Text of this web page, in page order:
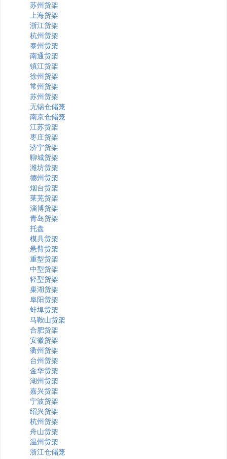
苏州货架
上海货架
浙江货架
杭州货架
泰州货架
南通货架
镇江货架
徐州货架
常州货架
苏州货架
无锡仓储笼
南京仓储笼
江苏货架
枣庄货架
济宁货架
聊城货架
潍坊货架
德州货架
烟台货架
莱芜货架
淄博货架
青岛货架
托盘
模具货架
悬臂货架
重型货架
中型货架
轻型货架
巢湖货架
阜阳货架
蚌埠货架
马鞍山货架
合肥货架
安徽货架
衢州货架
台州货架
金华货架
湖州货架
嘉兴货架
宁波货架
绍兴货架
杭州货架
舟山货架
温州货架
浙江仓储笼